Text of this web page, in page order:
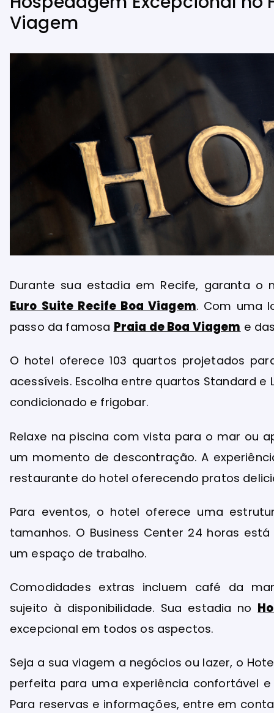
Viagem
Durante sua estadia em Recife, garanta
Euro Suite Recife Boa Viagem. Com uma
passo da famosa Praia de Boa Viagem e
O hotel oferece 103 quartos projetados
acessíveis. Escolha entre quartos Standard
condicionado e frigobar.
Relaxe na piscina com vista para o mar ou
um momento de descontração. A
restaurante do hotel oferecendo pratos
Para eventos, o hotel oferece uma
tamanhos. O Business Center 24 horas
um espaço de trabalho.
Comodidades extras incluem café da
sujeito à disponibilidade. Sua estadia no
excepcional em todos os aspectos.
Seja a sua viagem a negócios ou lazer, o
perfeita para uma experiência confortável
Para reservas e informações, entre em